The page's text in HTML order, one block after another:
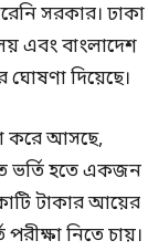
সরকার। ঢাকা
এবং বাংলাদেশ
ঘোষণা দিয়েছে।
করে আসছে,
ভর্তি হতে একজন
টাকার আয়ের
নিতে চায়।